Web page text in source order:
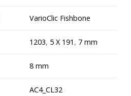
VarioClic Fishbone
1203, 5 X 191 , 7 mm
8 mm
AC4_CL32